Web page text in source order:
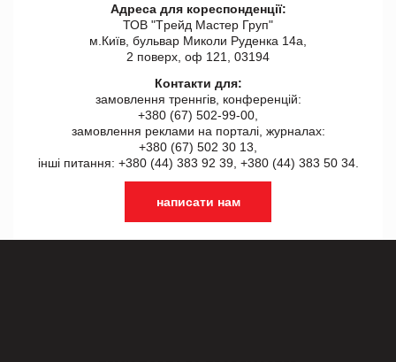
Адреса для кореспонденції:
ТОВ "Tрейд Мастер Груп"
м.Київ, бульвар Миколи Руденка 14а,
2 поверх, оф 121, 03194
Контакти для:
замовлення треннгів, конференцій:
+380 (67) 502-99-00,
замовлення реклами на порталі, журналах:
+380 (67) 502 30 13,
інші питання: +380 (44) 383 92 39, +380 (44) 383 50 34.
написати нам